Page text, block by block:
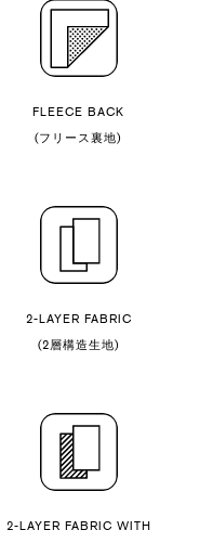
FLEECE BACK
(フリース裏地)
2-LAYER FABRIC
(2層構造生地)
2-LAYER FABRIC WITH